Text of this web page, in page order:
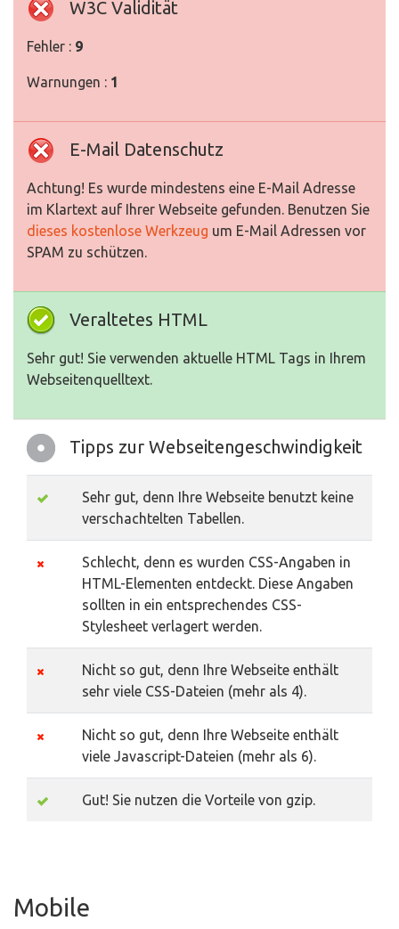
W3C Validität
Fehler : 9
Warnungen : 1
E-Mail Datenschutz
Achtung! Es wurde mindestens eine E-Mail Adresse
im Klartext auf Ihrer Webseite gefunden. Benutzen Sie
dieses kostenlose Werkzeug um E-Mail Adressen vor
SPAM zu schützen.
Veraltetes HTML
Sehr gut! Sie verwenden aktuelle HTML Tags in Ihrem
Webseitenquelltext.
Tipps zur Webseitengeschwindigkeit
Sehr gut, denn Ihre Webseite benutzt keine
verschachtelten Tabellen.
Schlecht, denn es wurden CSS-Angaben in
HTML-Elementen entdeckt. Diese Angaben
sollten in ein entsprechendes CSS-
Stylesheet verlagert werden.
Nicht so gut, denn Ihre Webseite enthält
sehr viele CSS-Dateien (mehr als 4).
Nicht so gut, denn Ihre Webseite enthält
viele Javascript-Dateien (mehr als 6).
Gut! Sie nutzen die Vorteile von gzip.
Mobile